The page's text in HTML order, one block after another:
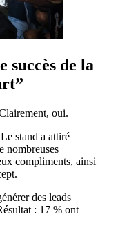
succès de la
oui.
stand a attiré
nombreuses
compliments, ainsi
des leads
: 17 % ont